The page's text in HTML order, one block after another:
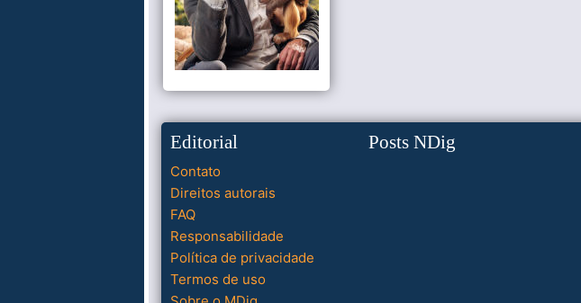
Editorial
Contato
Direitos autorais
FAQ
Responsabilidade
Política de privacidade
Termos de uso
Posts NDig